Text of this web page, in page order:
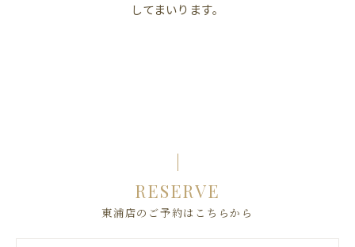
してまいります。
RESERVE
東浦店のご予約はこちらから